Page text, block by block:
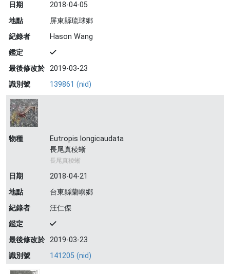
日期
2018-04-05
地點
屏東縣琉球鄉
紀錄者
Hason Wang
鑑定
最後修改於 2019-03-23
識別號
139861 (nid)
物種
Eutropis longicaudata
長尾真稜蜥
長尾真稜蜥
日期
2018-04-21
地點
台東縣蘭嶼鄉
紀錄者
汪仁傑
鑑定
最後修改於 2019-03-23
識別號
141205 (nid)